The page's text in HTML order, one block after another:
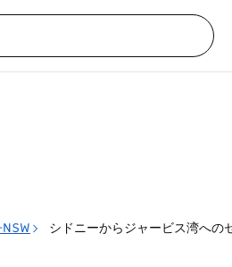
シドニーからジャービス湾への